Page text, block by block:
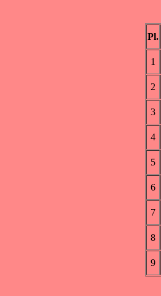
Pl.
1
2
3
4
5
6
7
8
9